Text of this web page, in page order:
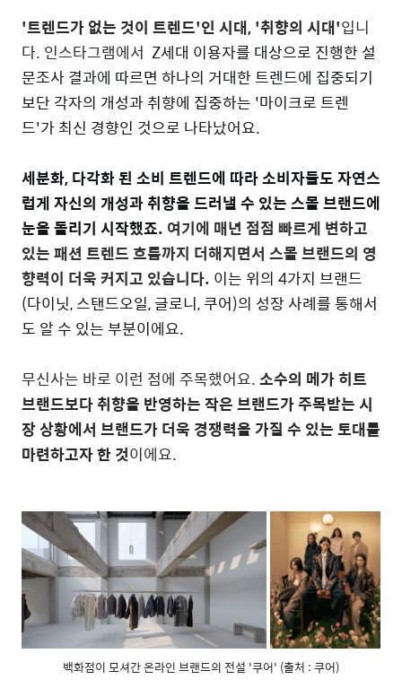
'트렌드가 없는 것이 트렌드'인 시대, '취향의 시대'입니
다. 인스타그램에서 Z세대 이용자를 대상으로 진행한 설
문조사 결과에 따르면 하나의 거대한 트렌드에 집중되기
보단 각자의 개성과 취향에 집중하는 '마이크로 트렌
드'가 최신 경향인 것으로 나타났어요.
세분화, 다각화 된 소비 트렌드에 따라 소비자들도 자연스
럽게 자신의 개성과 취향을 드러낼 수 있는 스몰 브랜드에
눈을 돌리기 시작했죠. 여기에 매년 점점 빠르게 변하고
있는 패션 트렌드 흐름까지 더해지면서 스몰 브랜드의 영
향력이 더욱 커지고 있습니다. 이는 위의 4가지 브랜드
(다이닛, 스탠드오일, 글로니, 쿠어)의 성장 사례를 통해서
도 알 수 있는 부분이에요.
무신사는 바로 이런 점에 주목했어요.소수의 메가 히트
브랜드보다 취향을 반영하는 작은 브랜드가 주목받는 시
장 상황에서 브랜드가 더욱 경쟁력을 가질 수 있는 토대를
마련하고자 한 것이에요.
백화점이 모셔간 온라인 브랜드의 전설 '쿠어' (출처 : 쿠어)